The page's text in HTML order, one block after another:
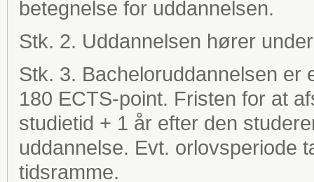
betegnelse for uddannelsen.
Stk. 2. Uddannelsen hører
Stk. 3. Bacheloruddannelsen er
180 ECTS-point. Fristen for at
studietid + 1 år efter den
uddannelse. Evt. orlovsperiode
tidsramme.